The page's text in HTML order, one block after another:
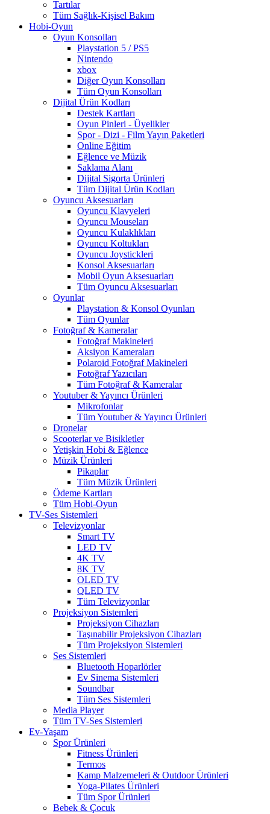
Tartılar
Tüm Sağlık-Kişisel Bakım
Hobi-Oyun
Oyun Konsolları
Playstation 5 / PS5
Nintendo
xbox
Diğer Oyun Konsolları
Tüm Oyun Konsolları
Dijital Ürün Kodları
Destek Kartları
Oyun Pinleri - Üyelikler
Spor - Dizi - Film Yayın Paketleri
Online Eğitim
Eğlence ve Müzik
Saklama Alanı
Dijital Sigorta Ürünleri
Tüm Dijital Ürün Kodları
Oyuncu Aksesuarları
Oyuncu Klavyeleri
Oyuncu Mouseları
Oyuncu Kulaklıkları
Oyuncu Koltukları
Oyuncu Joystickleri
Konsol Aksesuarları
Mobil Oyun Aksesuarları
Tüm Oyuncu Aksesuarları
Oyunlar
Playstation & Konsol Oyunları
Tüm Oyunlar
Fotoğraf & Kameralar
Fotoğraf Makineleri
Aksiyon Kameraları
Polaroid Fotoğraf Makineleri
Fotoğraf Yazıcıları
Tüm Fotoğraf & Kameralar
Youtuber & Yayıncı Ürünleri
Mikrofonlar
Tüm Youtuber & Yayıncı Ürünleri
Dronelar
Scooterlar ve Bisikletler
Yetişkin Hobi & Eğlence
Müzik Ürünleri
Pikaplar
Tüm Müzik Ürünleri
Ödeme Kartları
Tüm Hobi-Oyun
TV-Ses Sistemleri
Televizyonlar
Smart TV
LED TV
4K TV
8K TV
OLED TV
QLED TV
Tüm Televizyonlar
Projeksiyon Sistemleri
Projeksiyon Cihazları
Taşınabilir Projeksiyon Cihazları
Tüm Projeksiyon Sistemleri
Ses Sistemleri
Bluetooth Hoparlörler
Ev Sinema Sistemleri
Soundbar
Tüm Ses Sistemleri
Media Player
Tüm TV-Ses Sistemleri
Ev-Yaşam
Spor Ürünleri
Fitness Ürünleri
Termos
Kamp Malzemeleri & Outdoor Ürünleri
Yoga-Pilates Ürünleri
Tüm Spor Ürünleri
Bebek & Çocuk